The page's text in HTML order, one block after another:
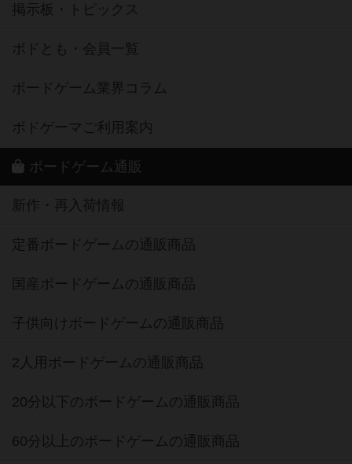
掲示板・トピックス
ボドとも・会員一覧
ボードゲーム業界コラム
ボドゲーマご利用案内
ボードゲーム通販
新作・再入荷情報
定番ボードゲームの通販商品
国産ボードゲームの通販商品
子供向けボードゲームの通販商品
2人用ボードゲームの通販商品
20分以下のボードゲームの通販商品
60分以上のボードゲームの通販商品